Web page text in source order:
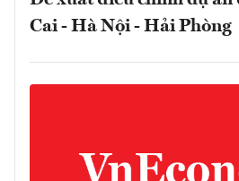
Cai - Hà Nội - Hải Phòng